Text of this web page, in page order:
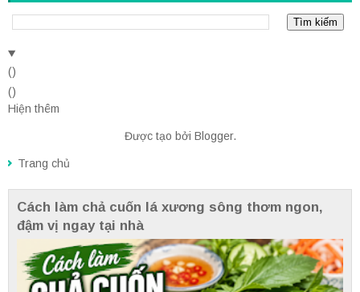
()
()
Hiện thêm
Được tạo bởi Blogger.
Trang chủ
Cách làm chả cuốn lá xương sông thơm ngon,
đậm vị ngay tại nhà